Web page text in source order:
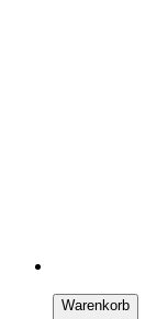
Warenkorb